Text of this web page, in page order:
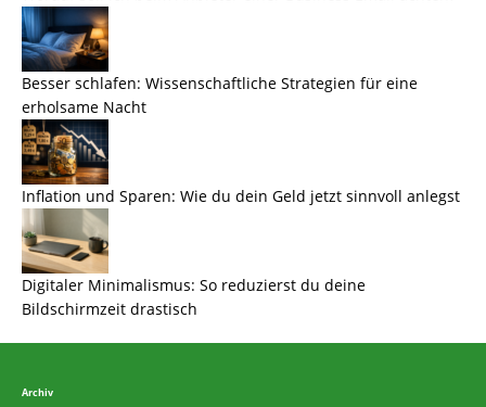
Besser schlafen: Wissenschaftliche Strategien für eine
erholsame Nacht
Inflation und Sparen: Wie du dein Geld jetzt sinnvoll anlegst
Digitaler Minimalismus: So reduzierst du deine
Bildschirmzeit drastisch
Archiv